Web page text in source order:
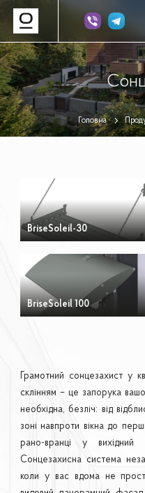
Головна
BriseSoleil-30
BriseSoleil 100
Грамотний сонцезахист у
склінням – це запорука
необхідна, безліч: від
зоні навпроти вікна до
рано-вранці у
Сонцезахисна система
коли у вас вдома не